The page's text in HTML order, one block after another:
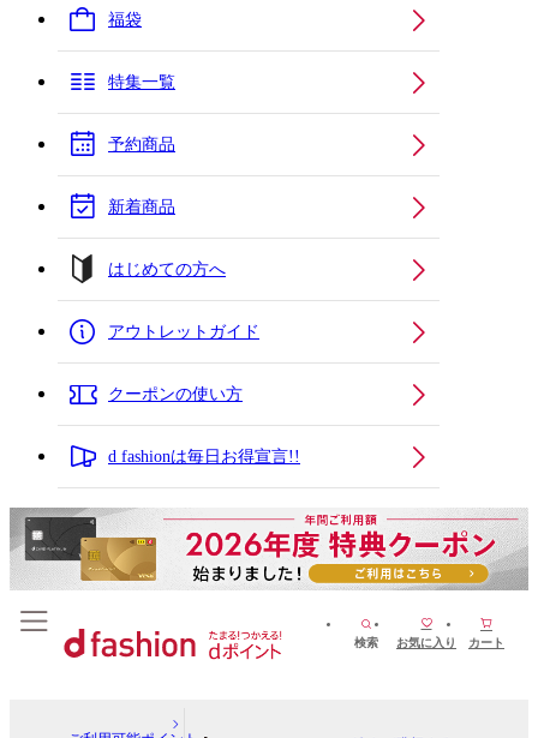
福袋
特集一覧
予約商品
新着商品
はじめての方へ
アウトレットガイド
クーポンの使い方
d fashionは毎日お得宣言!!
検索 お気に入り カート